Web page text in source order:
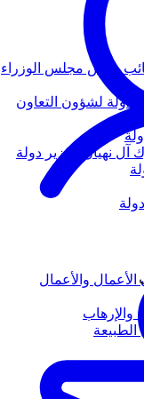
رئيس مجلس الوزراء
دولة لشؤون التعاون
آل نهيان - وزير دولة
والأعمال
والإرهاب